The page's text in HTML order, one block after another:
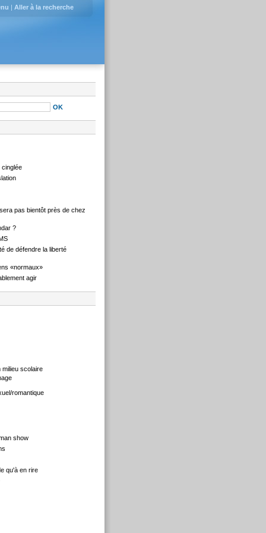
| Aller à la recherche
cinglée
pas bientôt près de chez
?
de défendre la liberté
«normaux»
agir
milieu scolaire
romantique
show
qu'à en rire